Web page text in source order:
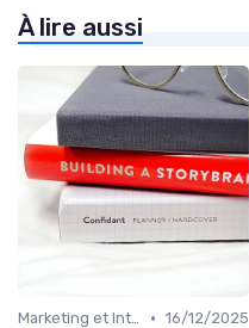
À lire aussi
Marketing et Intelligence Artificielle • 16/12/2025